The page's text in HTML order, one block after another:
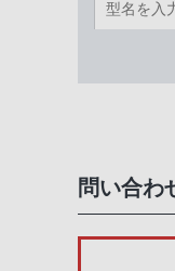
問い合わ